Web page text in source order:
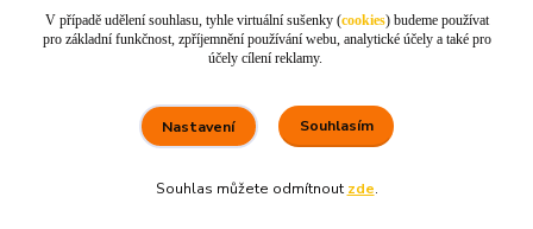
70 Kč/ks
Přidat do košíku
V případě udělení souhlasu, tyhle virtuální sušenky (cookies) budeme používat
pro základní funkčnost, zpříjemnění používání webu, analytické účely a také pro
účely cílení reklamy.
Nastavení Souhlasím
Souhlas můžete odmítnout zde.
5. srpna
100 %★★★★★